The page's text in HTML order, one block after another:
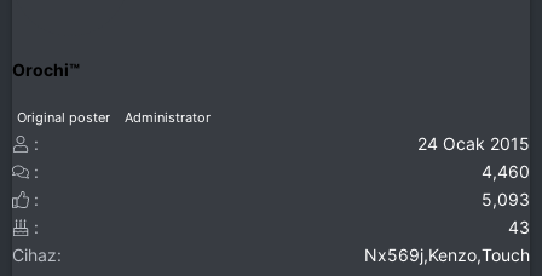
Orochi™
Original poster Administrator
24 Ocak 2015
4,460
5,093
43
Cihaz
Nx569j,Kenzo,Touch